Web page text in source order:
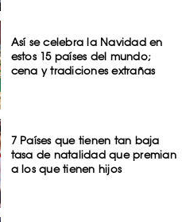
Así se celebra la Navidad en
estos 15 países del mundo;
cena y tradiciones extrañas
7 Países que tienen tan baja
tasa de natalidad que premian
a los que tienen hijos